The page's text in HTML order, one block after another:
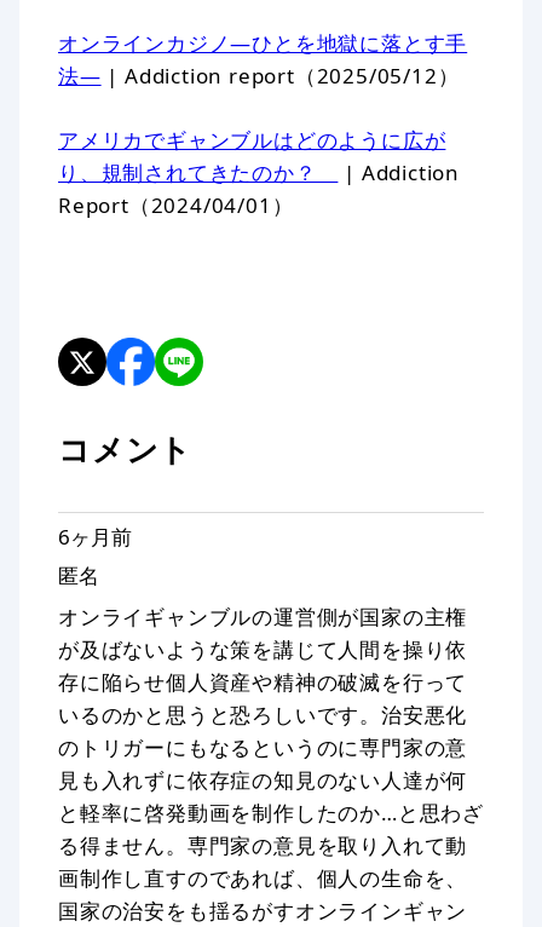
オンラインカジノ—ひとを地獄に落とす手
法— | Addiction report（2025/05/12）
アメリカでギャンブルはどのように広が
り、規制されてきたのか？
| Addiction
Report（2024/04/01）
コメント
6ヶ月前
匿名
オンライギャンブルの運営側が国家の主権
が及ばないような策を講じて人間を操り依
存に陥らせ個人資産や精神の破滅を行って
いるのかと思うと恐ろしいです。治安悪化
のトリガーにもなるというのに専門家の意
見も入れずに依存症の知見のない人達が何
と軽率に啓発動画を制作したのか…と思わざ
る得ません。専門家の意見を取り入れて動
画制作し直すのであれば、個人の生命を、
国家の治安をも揺るがすオンラインギャン